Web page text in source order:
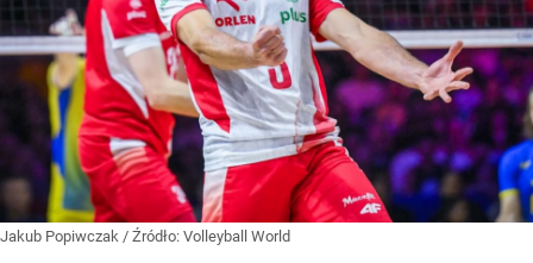
Jakub Popiwczak / Źródło: Volleyball World